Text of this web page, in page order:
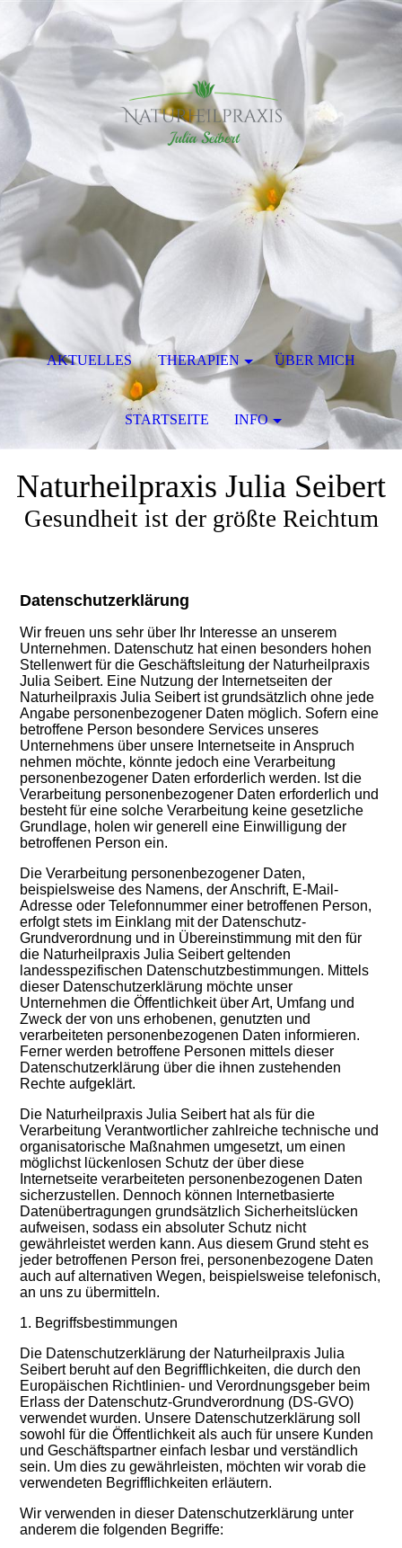
Naturheilpraxis Julia Seibert
Gesundheit ist der größte Reichtum
Datenschutzerklärung
Wir freuen uns sehr über Ihr Interesse an unserem
Unternehmen. Datenschutz hat einen besonders hohen
Stellenwert für die Geschäftsleitung der Naturheilpraxis
Julia Seibert. Eine Nutzung der Internetseiten der
Naturheilpraxis Julia Seibert ist grundsätzlich ohne jede
Angabe personenbezogener Daten möglich. Sofern eine
betroffene Person besondere Services unseres
Unternehmens über unsere Internetseite in Anspruch
nehmen möchte, könnte jedoch eine Verarbeitung
personenbezogener Daten erforderlich werden. Ist die
Verarbeitung personenbezogener Daten erforderlich und
besteht für eine solche Verarbeitung keine gesetzliche
Grundlage, holen wir generell eine Einwilligung der
betroffenen Person ein.
Die Verarbeitung personenbezogener Daten,
beispielsweise des Namens, der Anschrift, E-Mail-
Adresse oder Telefonnummer einer betroffenen Person,
erfolgt stets im Einklang mit der Datenschutz-
Grundverordnung und in Übereinstimmung mit den für
die Naturheilpraxis Julia Seibert geltenden
landesspezifischen Datenschutzbestimmungen. Mittels
dieser Datenschutzerklärung möchte unser
Unternehmen die Öffentlichkeit über Art, Umfang und
Zweck der von uns erhobenen, genutzten und
verarbeiteten personenbezogenen Daten informieren.
Ferner werden betroffene Personen mittels dieser
Datenschutzerklärung über die ihnen zustehenden
Rechte aufgeklärt.
Die Naturheilpraxis Julia Seibert hat als für die
Verarbeitung Verantwortlicher zahlreiche technische und
organisatorische Maßnahmen umgesetzt, um einen
möglichst lückenlosen Schutz der über diese
Internetseite verarbeiteten personenbezogenen Daten
sicherzustellen. Dennoch können Internetbasierte
Datenübertragungen grundsätzlich Sicherheitslücken
aufweisen, sodass ein absoluter Schutz nicht
gewährleistet werden kann. Aus diesem Grund steht es
jeder betroffenen Person frei, personenbezogene Daten
auch auf alternativen Wegen, beispielsweise telefonisch,
an uns zu übermitteln.
1. Begriffsbestimmungen
Die Datenschutzerklärung der Naturheilpraxis Julia
Seibert beruht auf den Begrifflichkeiten, die durch den
Europäischen Richtlinien- und Verordnungsgeber beim
Erlass der Datenschutz-Grundverordnung (DS-GVO)
verwendet wurden. Unsere Datenschutzerklärung soll
sowohl für die Öffentlichkeit als auch für unsere Kunden
und Geschäftspartner einfach lesbar und verständlich
sein. Um dies zu gewährleisten, möchten wir vorab die
verwendeten Begrifflichkeiten erläutern.
Wir verwenden in dieser Datenschutzerklärung unter
anderem die folgenden Begriffe:
AKTUELLES THERAPIEN ÜBER MICH
STARTSEITE INFO